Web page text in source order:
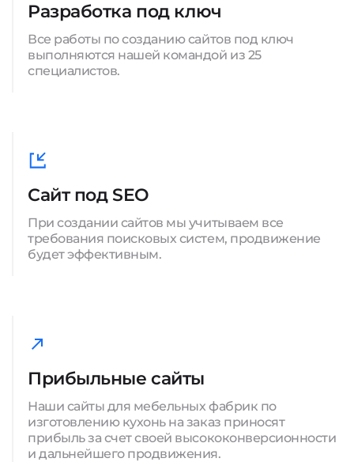
Разработка под ключ
Все работы по созданию сайтов под ключ
выполняются нашей командой из 25
специалистов.
Сайт под SEO
При создании сайтов мы учитываем все
требования поисковых систем, продвижение
будет эффективным.
Прибыльные сайты
Наши сайты для мебельных фабрик по
изготовлению кухонь на заказ приносят
прибыль за счет своей высококонверсионности
и дальнейшего продвижения.